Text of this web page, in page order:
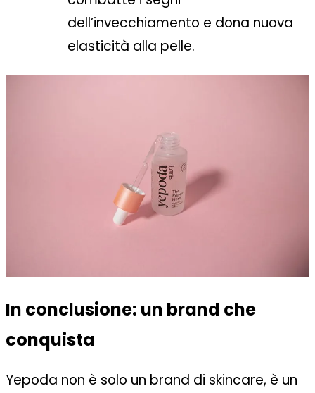
dell’invecchiamento e dona nuova
elasticità alla pelle.
In conclusione: un brand che
conquista
Yepoda non è solo un brand di skincare, è un